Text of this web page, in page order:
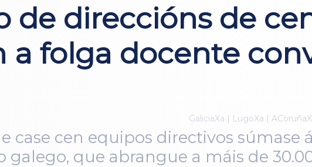
de direccións de
a folga docente
GaliciaXa | LugoXa |
case cen equipos directivos súmase
que abrangue a máis de